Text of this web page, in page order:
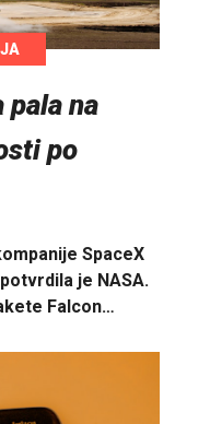
pala na
po
SpaceX
je NASA.
Falcon…